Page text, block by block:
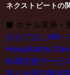
ネクストビートの
■ ホテル業界・
おもてなしHR -
Hospitality
転職支援サービ
本と台湾の観光